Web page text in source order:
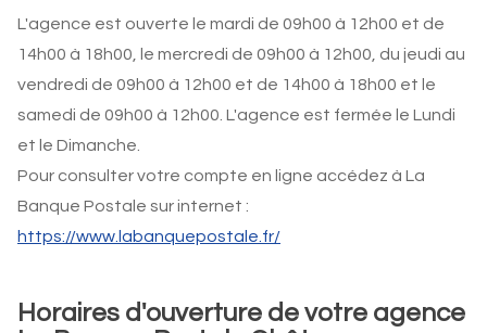
L'agence est ouverte le mardi de 09h00 à 12h00 et de
14h00 à 18h00, le mercredi de 09h00 à 12h00, du jeudi au
vendredi de 09h00 à 12h00 et de 14h00 à 18h00 et le
samedi de 09h00 à 12h00. L'agence est fermée le Lundi
et le Dimanche.
Pour consulter votre compte en ligne accédez à La
Banque Postale sur internet :
https://www.labanquepostale.fr/
Horaires d'ouverture de votre agence